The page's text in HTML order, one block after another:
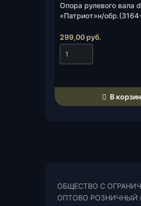
Опора рулевого вала
«Патриот»н/
299,00 руб.
В
ОБЩЕСТВО С
ОПТОВО РОЗНИЧНЫЙ